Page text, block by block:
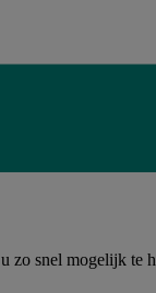
zo snel mogelijk te